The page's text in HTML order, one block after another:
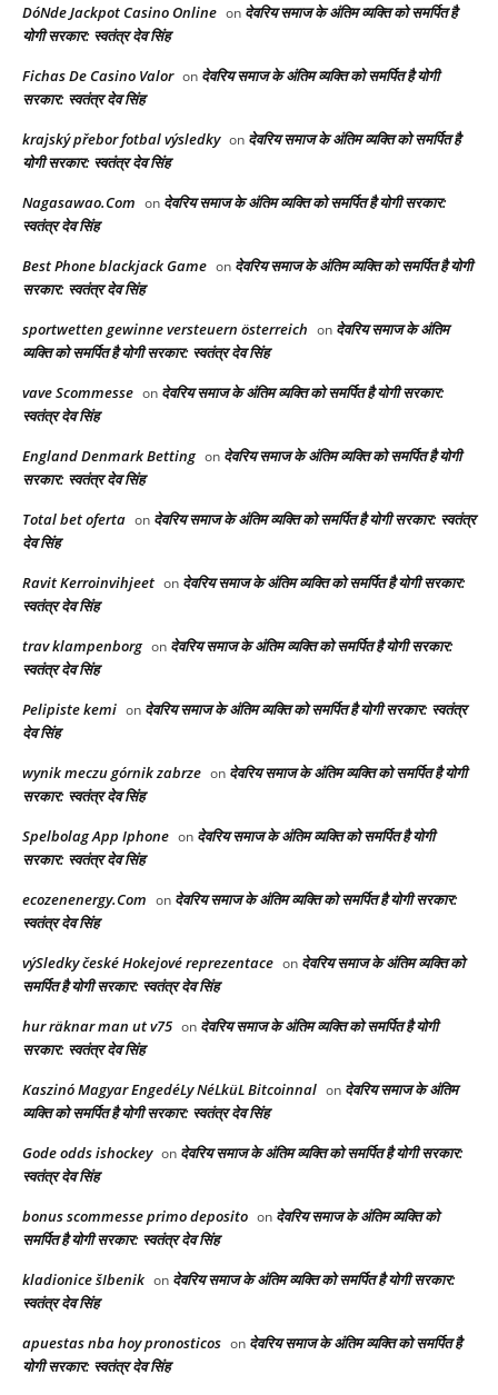
DóNde Jackpot Casino Online on देवरिय समाज के अंतिम व्यक्ति को समर्पित है
योगी सरकार: स्वतंत्र देव सिंह
Fichas De Casino Valor on देवरिय समाज के अंतिम व्यक्ति को समर्पित है योगी
सरकार: स्वतंत्र देव सिंह
krajský přebor fotbal výsledky on देवरिय समाज के अंतिम व्यक्ति को समर्पित है
योगी सरकार: स्वतंत्र देव सिंह
Nagasawao.Com on देवरिय समाज के अंतिम व्यक्ति को समर्पित है योगी सरकार:
स्वतंत्र देव सिंह
Best Phone blackjack Game on देवरिय समाज के अंतिम व्यक्ति को समर्पित है योगी
सरकार: स्वतंत्र देव सिंह
sportwetten gewinne versteuern österreich on देवरिय समाज के अंतिम
व्यक्ति को समर्पित है योगी सरकार: स्वतंत्र देव सिंह
vave Scommesse on देवरिय समाज के अंतिम व्यक्ति को समर्पित है योगी सरकार:
स्वतंत्र देव सिंह
England Denmark Betting on देवरिय समाज के अंतिम व्यक्ति को समर्पित है योगी
सरकार: स्वतंत्र देव सिंह
Total bet oferta on देवरिय समाज के अंतिम व्यक्ति को समर्पित है योगी सरकार: स्वतंत्र
देव सिंह
Ravit Kerroinvihjeet on देवरिय समाज के अंतिम व्यक्ति को समर्पित है योगी सरकार:
स्वतंत्र देव सिंह
trav klampenborg on देवरिय समाज के अंतिम व्यक्ति को समर्पित है योगी सरकार:
स्वतंत्र देव सिंह
Pelipiste kemi on देवरिय समाज के अंतिम व्यक्ति को समर्पित है योगी सरकार: स्वतंत्र
देव सिंह
wynik meczu górnik zabrze on देवरिय समाज के अंतिम व्यक्ति को समर्पित है योगी
सरकार: स्वतंत्र देव सिंह
Spelbolag App Iphone on देवरिय समाज के अंतिम व्यक्ति को समर्पित है योगी
सरकार: स्वतंत्र देव सिंह
ecozenenergy.Com on देवरिय समाज के अंतिम व्यक्ति को समर्पित है योगी सरकार:
स्वतंत्र देव सिंह
výSledky české Hokejové reprezentace on देवरिय समाज के अंतिम व्यक्ति को
समर्पित है योगी सरकार: स्वतंत्र देव सिंह
hur räknar man ut v75 on देवरिय समाज के अंतिम व्यक्ति को समर्पित है योगी
सरकार: स्वतंत्र देव सिंह
Kaszinó Magyar EngedéLy NéLküL Bitcoinnal on देवरिय समाज के अंतिम
व्यक्ति को समर्पित है योगी सरकार: स्वतंत्र देव सिंह
Gode odds ishockey on देवरिय समाज के अंतिम व्यक्ति को समर्पित है योगी सरकार:
स्वतंत्र देव सिंह
bonus scommesse primo deposito on देवरिय समाज के अंतिम व्यक्ति को
समर्पित है योगी सरकार: स्वतंत्र देव सिंह
kladionice šIbenik on देवरिय समाज के अंतिम व्यक्ति को समर्पित है योगी सरकार:
स्वतंत्र देव सिंह
apuestas nba hoy pronosticos on देवरिय समाज के अंतिम व्यक्ति को समर्पित है
योगी सरकार: स्वतंत्र देव सिंह